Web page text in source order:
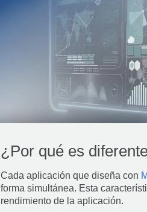
¿Por qué es
Cada aplicación que diseña con
forma simultánea. Esta
rendimiento de la aplicación.